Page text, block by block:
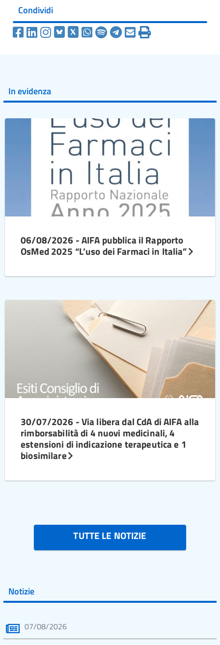
Condividi
In evidenza
06/08/2026 - AIFA pubblica il Rapporto
OsMed 2025 “L’uso dei Farmaci in Italia”
30/07/2026 - Via libera dal CdA di AIFA alla
rimborsabilità di 4 nuovi medicinali, 4
estensioni di indicazione terapeutica e 1
biosimilare
TUTTE LE NOTIZIE
Notizie
07/08/2026